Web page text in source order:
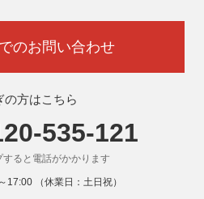
できない場合がありますのでご
者が当ウェブサイトを閲覧した
を利用していますが、Cookieによ
ません。
供
の個人情報取扱事業者へ提供す
リカ（Google LLC）
保護に関する制度：APECの
のお問い合わせ
の方はこちら
535-121
すると電話がかかります
17:00 （休業日：土日祝）